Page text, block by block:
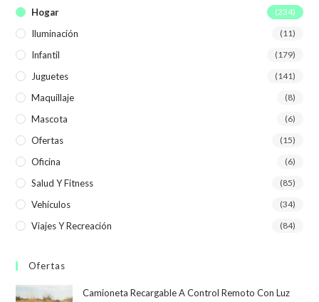
Hogar (234)
Iluminación (11)
Infantil (179)
Juguetes (141)
Maquillaje (8)
Mascota (6)
Ofertas (15)
Oficina (6)
Salud Y Fitness (85)
Vehículos (34)
Viajes Y Recreación (84)
Ofertas
Camioneta Recargable A Control Remoto Con Luz